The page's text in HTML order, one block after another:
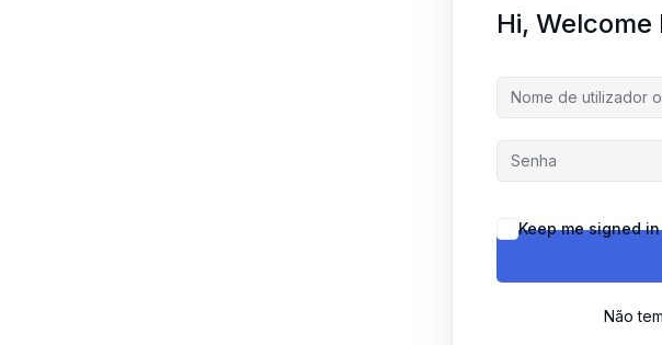
Hi, Welcome
Keep me signed in
Não